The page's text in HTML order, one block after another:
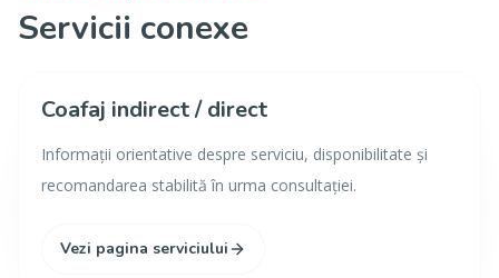
Servicii conexe
Coafaj indirect / direct
Informații orientative despre serviciu, disponibilitate și
recomandarea stabilită în urma consultației.
Vezi pagina serviciului